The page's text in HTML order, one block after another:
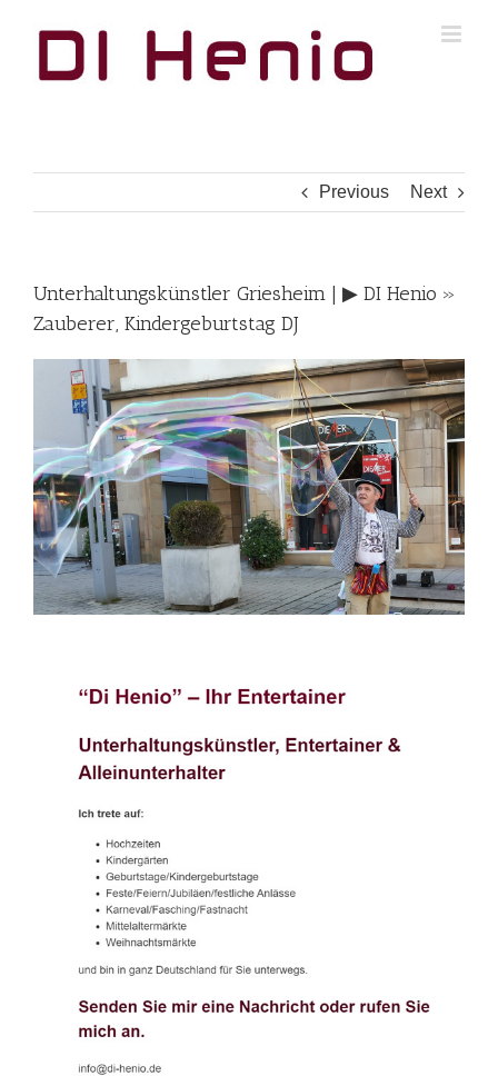
Previous Next
Unterhaltungskünstler Griesheim | ▶︎ DI Henio »
Zauberer, Kindergeburtstag DJ